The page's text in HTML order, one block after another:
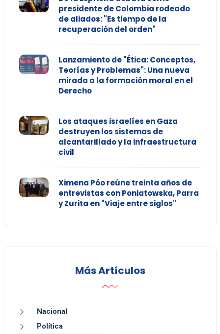
presidente de Colombia rodeado
de aliados: "Es tiempo de la
recuperación del orden"
Lanzamiento de "Ética: Conceptos,
Teorías y Problemas": Una nueva
mirada a la formación moral en el
Derecho
Los ataques israelíes en Gaza
destruyen los sistemas de
alcantarillado y la infraestructura
civil
Ximena Póo reúne treinta años de
entrevistas con Poniatowska, Parra
y Zurita en "Viaje entre siglos"
Más Artículos
Nacional
Política